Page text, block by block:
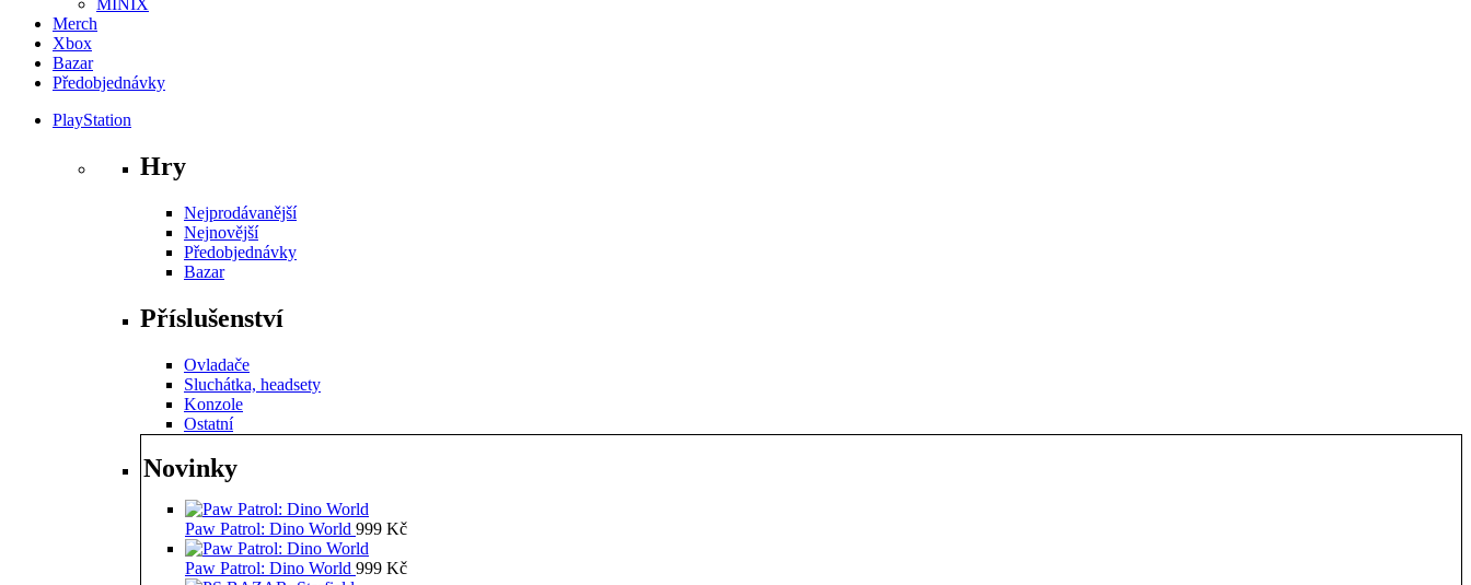
MINIX
Merch
Xbox
Bazar
Předobjednávky
PlayStation
Hry
Nejprodávanější
Nejnovější
Předobjednávky
Bazar
Příslušenství
Ovladače
Sluchátka, headsety
Konzole
Ostatní
Novinky
Paw Patrol: Dino World 999 Kč
Paw Patrol: Dino World 999 Kč